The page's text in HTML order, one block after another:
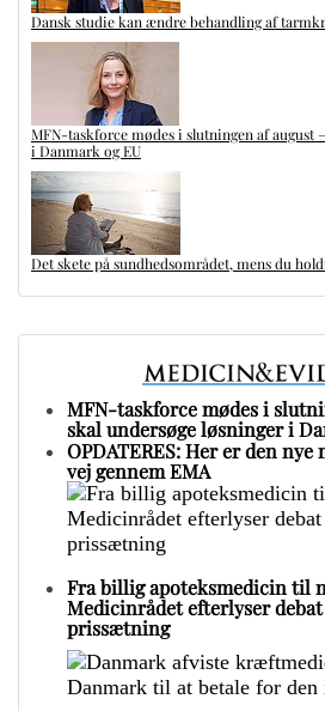
Dansk studie kan ændre behandling af
MFN-taskforce mødes i slutningen af august
i Danmark og EU
Det skete på sundhedsområdet, mens du
MFN-taskforce mødes i
skal undersøge løsninger i
OPDATERES: Her er den
vej gennem EMA
Fra billig apoteksmedicin til
Medicinrådet efterlyser
prissætning